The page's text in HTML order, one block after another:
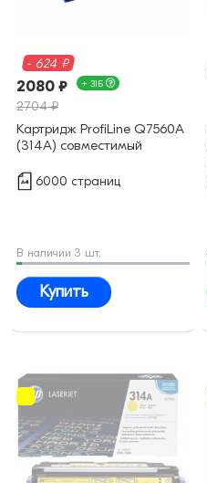
- 624 ₽
2080 ₽ + 31Б
2704 ₽
Картридж ProfiLine Q7560A
(314A) совместимый
6000 страниц
В наличии 3 шт.
Купить